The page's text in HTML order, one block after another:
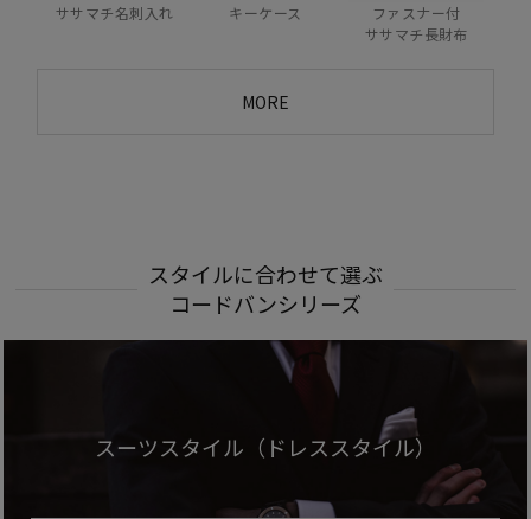
ササマチ名刺入れ キーケース
ファスナー付
ササマチ長財布
MORE
スタイルに合わせて選ぶ
コードバンシリーズ
スーツスタイル（ドレススタイル）